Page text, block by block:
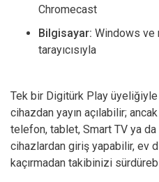
Chromecast
Bilgisayar: Windows ve
tarayıcısıyla
Tek bir Digitürk Play üyeliğiyle
cihazdan yayın açılabilir;
telefon, tablet, Smart TV ya
cihazlardan giriş yapabilir, ev
kaçırmadan takibinizi